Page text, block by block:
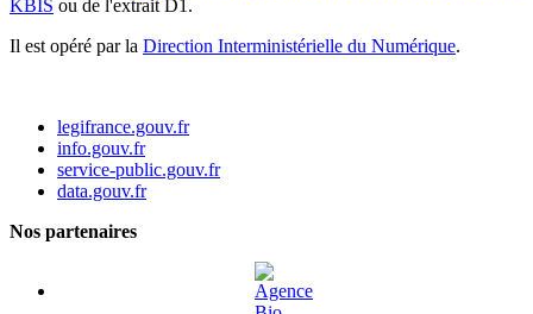
KBIS ou de l'extrait D1.
Il est opéré par la Direction Interministérielle du Numérique.
legifrance.gouv.fr
info.gouv.fr
service-public.gouv.fr
data.gouv.fr
Nos partenaires